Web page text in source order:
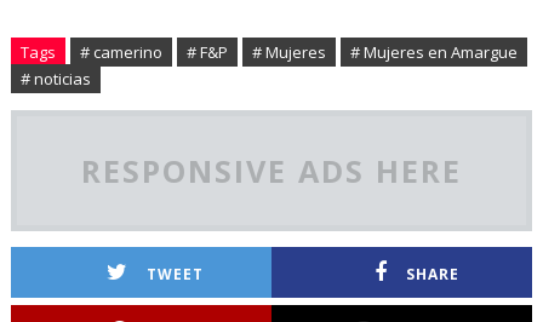
Tags # camerino # F&P # Mujeres
# Mujeres en Amargue
# noticias
RESPONSIVE ADS HERE
TWEET SHARE